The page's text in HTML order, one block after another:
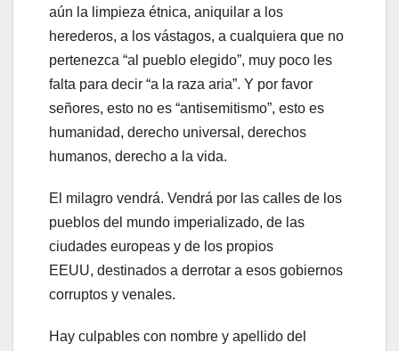
aún la limpieza étnica, aniquilar a los
herederos, a los vástagos, a cualquiera que no
pertenezca “al pueblo elegido”, muy poco les
falta para decir “a la raza aria”. Y por favor
señores, esto no es “antisemitismo”, esto es
humanidad, derecho universal, derechos
humanos, derecho a la vida.
El milagro vendrá. Vendrá por las calles de los
pueblos del mundo imperializado, de las
ciudades europeas y de los propios
EEUU, destinados a derrotar a esos gobiernos
corruptos y venales.
Hay culpables con nombre y apellido del